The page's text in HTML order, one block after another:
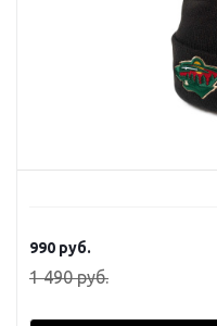
990 руб.
1 490руб.